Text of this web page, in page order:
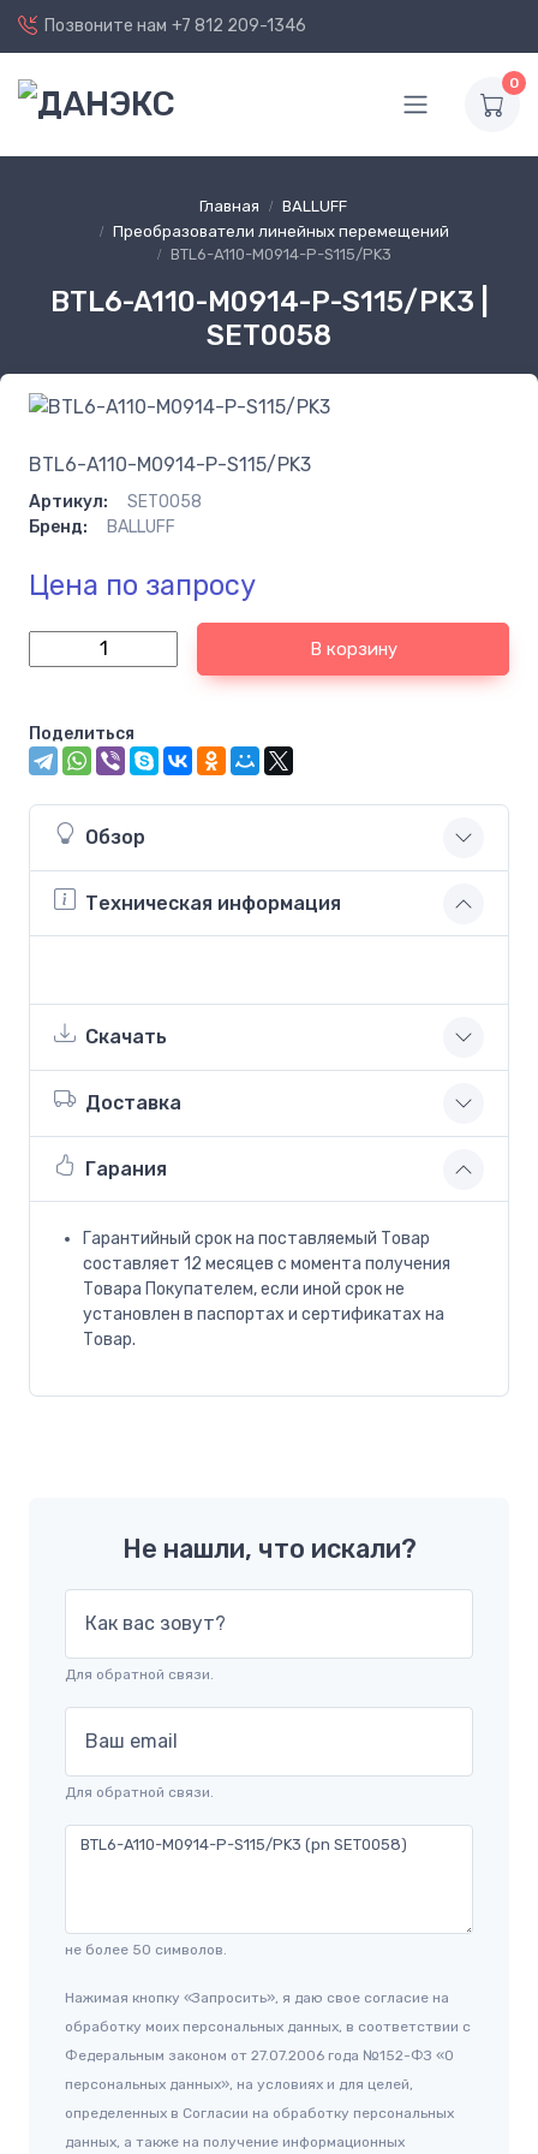
Позвоните нам +7 812 209-1346
0
Главная
BALLUFF
Преобразователи линейных перемещений
BTL6-A110-M0914-P-S115/PK3
BTL6-A110-M0914-P-S115/PK3 |
SET0058
BTL6-A110-M0914-P-S115/PK3
Артикул:
SET0058
Бренд:
BALLUFF
Цена по запросу
В корзину
Поделиться
Обзор
Техническая информация
Скачать
Доставка
Гарания
Гарантийный срок на поставляемый Товар
составляет 12 месяцев с момента получения
Товара Покупателем, если иной срок не
установлен в паспортах и сертификатах на
Товар.
Не нашли, что искали?
Как вас зовут?
Для обратной связи.
Ваш email
Для обратной связи.
не более 50 символов.
Нажимая кнопку «Запросить», я даю свое согласие на
обработку моих персональных данных, в соответствии с
Федеральным законом от 27.07.2006 года №152-ФЗ «О
персональных данных», на условиях и для целей,
определенных в Согласии на обработку персональных
данных, а также на получение информационных